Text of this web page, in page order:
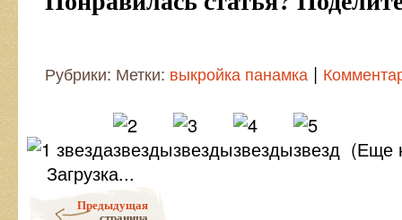
Рубрики: Метки: выкройка панамка |
(Еще
Загрузка...
Предыдущая
страница